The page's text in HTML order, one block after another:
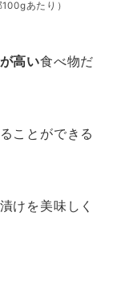
あたり）
高い食べ物だ
ことができる
けを美味しく